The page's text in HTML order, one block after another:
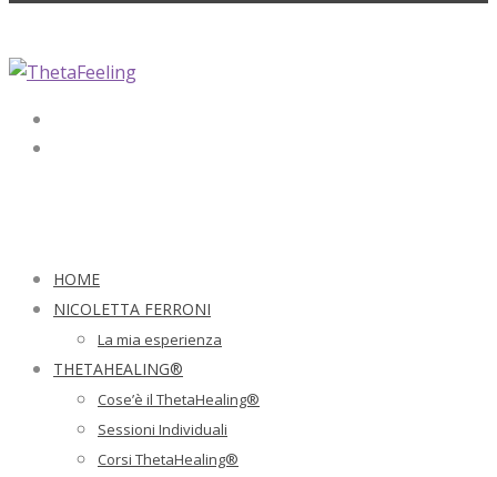
HOME
NICOLETTA FERRONI
La mia esperienza
THETAHEALING®
Cose’è il ThetaHealing®
Sessioni Individuali
Corsi ThetaHealing®